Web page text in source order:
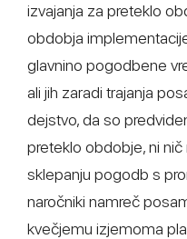
izvajanja za preteklo
obdobja
glavnino pogodbene
ali jih zaradi trajanja
dejstvo, da so
preteklo obdobje, ni
sklepanju pogodb s
naročniki namreč
kvečjemu izjemoma